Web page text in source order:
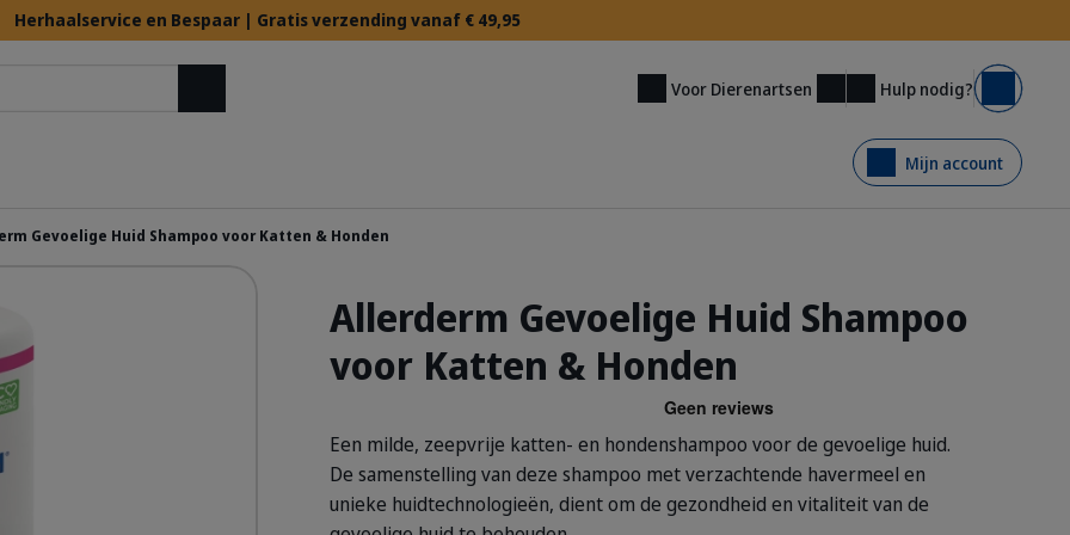
Herhaalservice en Bespaar | Gratis verzending vanaf € 49,95
Voor Dierenartsen Hulp nodig? Mand
Mijn account
Gevoelige Huid Shampoo voor Katten & Honden
Allerderm Gevoelige Huid Shampoo
voor Katten & Honden
Een milde, zeepvrije katten- en hondenshampoo voor de gevoelige huid.
De samenstelling van deze shampoo met verzachtende havermeel en
unieke huidtechnologieën, dient om de gezondheid en vitaliteit van de